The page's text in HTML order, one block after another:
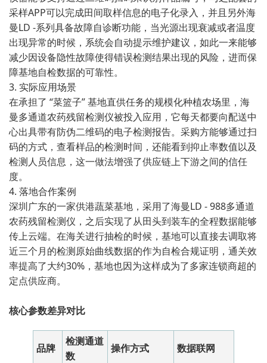
采样APP可以完成田间取样信息的电子化录入，并且另外海
曼LD -系列具备故障自诊断功能，当光源出现衰减或者温度
出现异常的时候，系统会自动提示维护建议，如此一来能够
减少因设备隐性故障使得错误检测结果出现的风险，进而保
障基地自检数据的可靠性。
3. 实际应用场景
在承担了 “菜篮子” 基地直供任务的规模化种植农场里，海
曼多通道农药残留检测仪被投入应用，它每天都要向配送中
心出具带有防伪二维码的电子检测报告。采购方能够通过扫
码的方式，查看样品的检测时间，还能看到抑止率数值以及
检测人员信息，这一做法增强了供应链上下游之间的信任
度。
4. 落地合作案例
深圳广东的一家供港蔬菜基地，采用了海曼LD - 988多通道
农药残留检测仪，之后实现了从田头到装车的全程数据能够
传上云端。在海关进行抽检的时候，基地可以直接去调取将
近三个月的检测原始曲线数据的作为自检合规证明，通关效
率提高了大约30%，基地也因为这样成为了多家连锁商超的
定点供应商。
核心参数差异对比
品牌
检测通道
数
操作方式 数据联网